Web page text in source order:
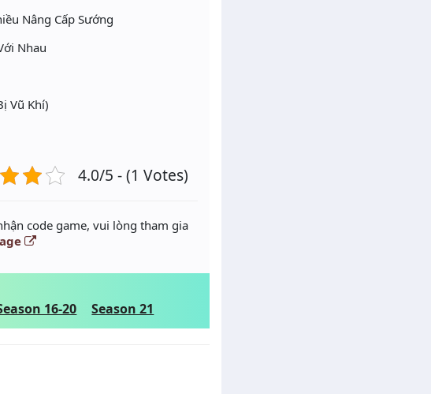
Nâng Cấp Sướng
Nhau
Vũ Khí)
4.0/5 - (1 Votes)
code game, vui lòng tham gia
16-20 Season 21